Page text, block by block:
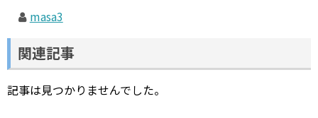
masa3
関連記事
記事は見つかりませんでした。